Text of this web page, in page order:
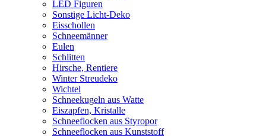
LED Figuren
Sonstige Licht-Deko
Eisschollen
Schneemänner
Eulen
Schlitten
Hirsche, Rentiere
Winter Streudeko
Wichtel
Schneekugeln aus Watte
Eiszapfen, Kristalle
Schneeflocken aus Styropor
Schneeflocken aus Kunststoff